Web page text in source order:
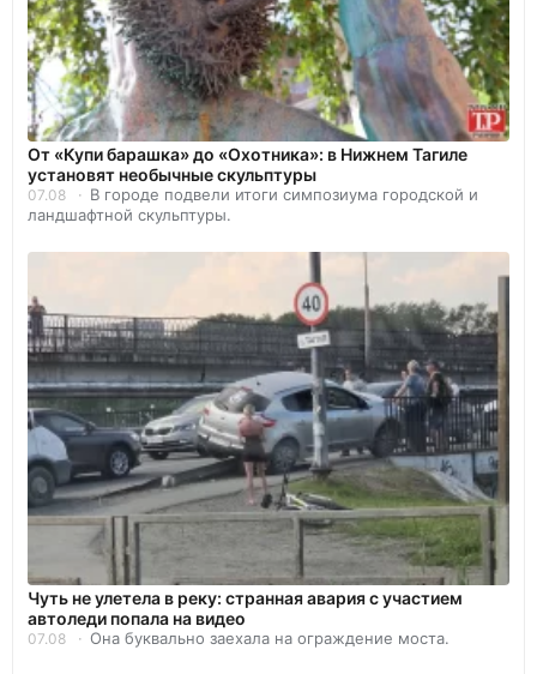
От «Купи барашка» до «Охотника»: в Нижнем Тагиле
установят необычные скульптуры
07.08
В городе подвели итоги симпозиума городской и
ландшафтной скульптуры.
Чуть не улетела в реку: странная авария с участием
автоледи попала на видео
07.08 Она буквально заехала на ограждение моста.